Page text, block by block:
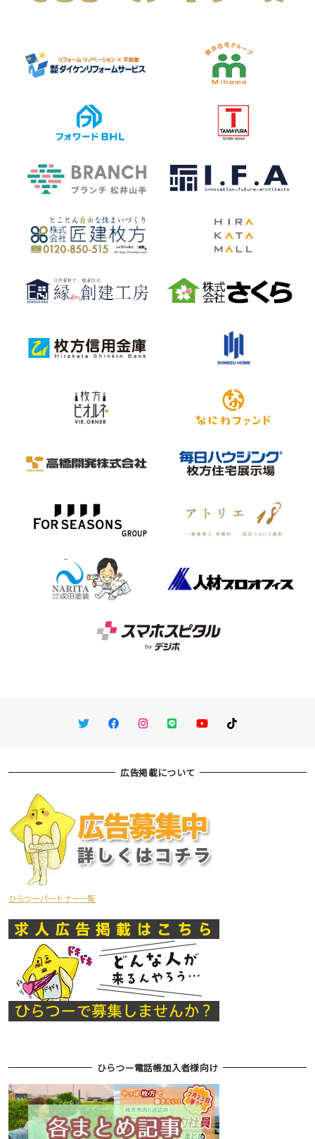
TwitterFacebookInstagram
LINE You TubeTikTok
広告掲載について
ひらつーパートナー一覧
ひらつー電話帳加入者様向け